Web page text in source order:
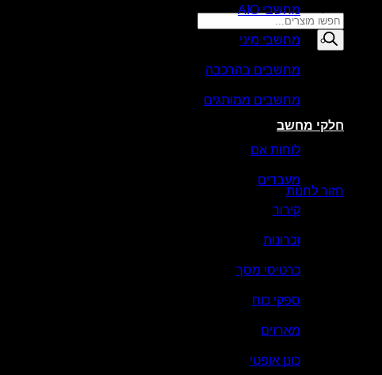
Products
search
סל קניות
חזור לחנות
מחשבי AIO
מחשבי מיני
מחשבים בהרכבה
מחשבים ממותגים
חלקי מחשב
לוחות אם
מעבדים
קירור
זכרונות
כרטיסי מסך
ספקי כוח
מארזים
כונן אופטי